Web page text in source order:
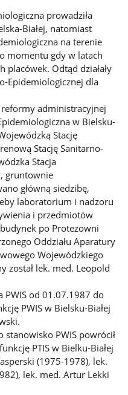
prowadziła
Białej, natomiast
na terenie
momentu gdy w latach
placówek. Odtąd działały
Epidemiologicznej dla
administracyjnej
w Bielsku-
Stację
Stację Sanitarno-
Stacja
gruntownie
główną siedzibę,
laboratorium i nadzoru
i przedmiotów
po Protezowni
Oddziału Aparatury
Wojewódzkiego
został lek. med. Leopold
PWIS od 01.07.1987 do
PWIS w Bielsku-Białej
PWIS powrócił
PTIS w Bielku-Białej
(1975-1978), lek.
lek. med. Artur Lekki